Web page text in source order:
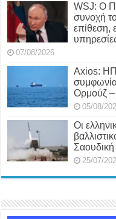
WSJ: Ο
συνοχή
επίθεση,
07/08/2026
Axios:
Ορμούζ –
05/08/
Οι
25/07/